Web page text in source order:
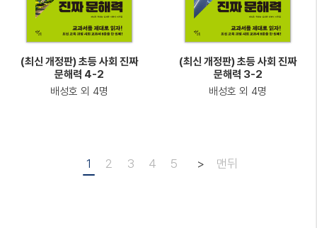
(최신 개정판) 초등 사회 진짜
문해력 4-2
배성호 외 4명
(최신 개정판) 초등 사회 진짜
문해력 3-2
배성호 외 4명
1 2 3 4 5 > 맨뒤